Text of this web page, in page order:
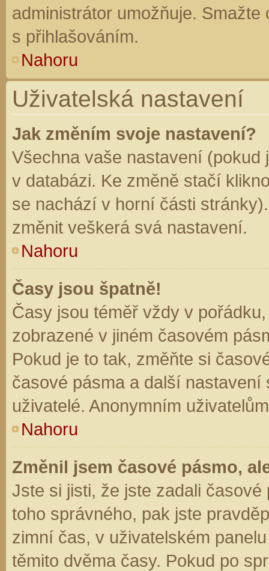
administrátor umožňuje.
s přihlašováním.
Nahoru
Uživatelská nastavení
Jak změním svoje nastavení?
Všechna vaše nastavení (pokud
v databázi. Ke změně stačí
se nachází v horní části
změnit veškerá svá nastavení.
Nahoru
Časy jsou špatně!
Časy jsou téměř vždy v
zobrazené v jiném časovém
Pokud je to tak, změňte si
časové pásma a další
uživatelé. Anonymním
Nahoru
Změnil jsem časové pásmo,
Jste si jisti, že jste zadali
toho správného, pak jste
zimní čas, v uživatelském
těmito dvěma časy. Pokud po